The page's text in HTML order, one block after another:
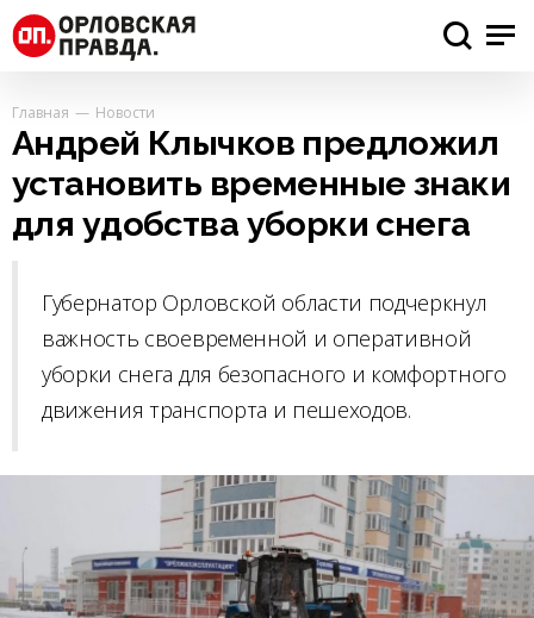
Главная Новости
Андрей Клычков предложил
установить временные знаки
для удобства уборки снега
Губернатор Орловской области подчеркнул
важность своевременной и оперативной
уборки снега для безопасного и комфортного
движения транспорта и пешеходов.